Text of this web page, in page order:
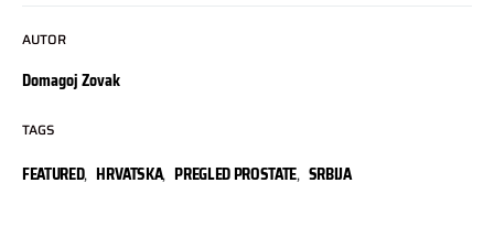
AUTOR
Domagoj Zovak
TAGS
FEATURED, HRVATSKA, PREGLED PROSTATE, SRBIJA